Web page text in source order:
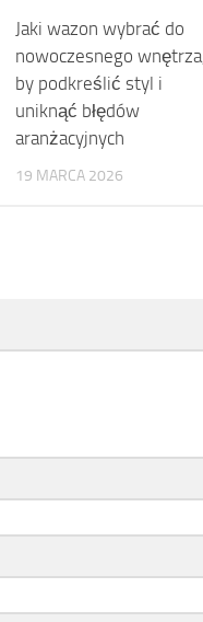
Jaki wazon wybrać do
nowoczesnego
by podkreślić styl i
uniknąć błędów
aranżacyjnych
19 MARCA 2026